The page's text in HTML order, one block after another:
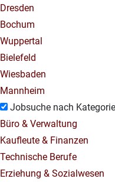
Dresden
Bochum
Wuppertal
Bielefeld
Wiesbaden
Mannheim
Jobsuche nach Kategorie
Büro & Verwaltung
Kaufleute & Finanzen
Technische Berufe
Erziehung & Sozialwesen